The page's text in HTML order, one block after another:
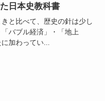
日本史教科書
と比べて、歴史の針は少し
バブル経済」・「地上
加わってい...